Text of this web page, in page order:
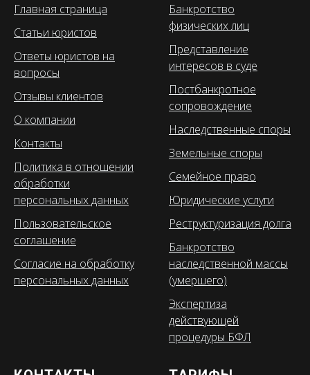
Главная страница
Статьи юристов
Ответы юристов на
вопросы
Отзывы клиентов
О компании
Контакты
Политика в отношении
обработки
персональных данных
Пользовательское
соглашение
Согласие на обработку
персональных данных
Банкротство
физических лиц
Представление
интересов в суде
Постбанкротное
сопровождение
Наследственные споры
Земельные споры
Семейное право
Юридические услуги
Реструктуризация долга
Банкротство
наследственной массы
(умершего)
Экспертиза
действующей
процедуры БФЛ